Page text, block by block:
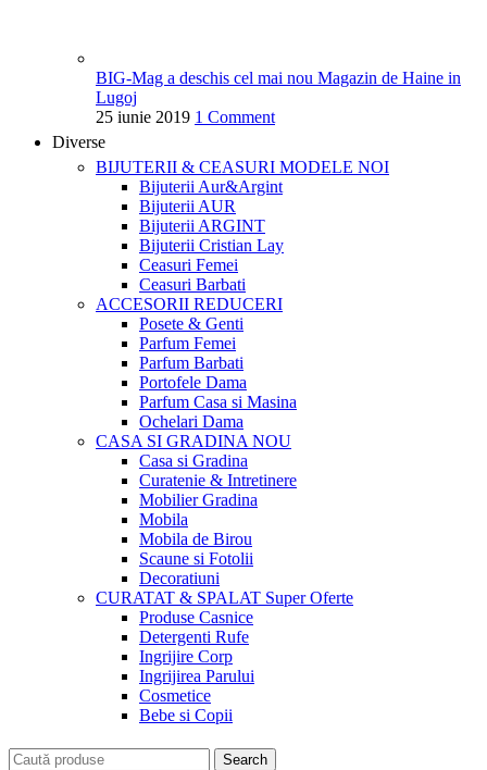
BIG-Mag a deschis cel mai nou Magazin de Haine in
Lugoj
25 iunie 2019 1 Comment
Diverse
BIJUTERII & CEASURI MODELE NOI
Bijuterii Aur&Argint
Bijuterii AUR
Bijuterii ARGINT
Bijuterii Cristian Lay
Ceasuri Femei
Ceasuri Barbati
ACCESORII REDUCERI
Posete & Genti
Parfum Femei
Parfum Barbati
Portofele Dama
Parfum Casa si Masina
Ochelari Dama
CASA SI GRADINANOU
Casa si Gradina
Curatenie & Intretinere
Mobilier Gradina
Mobila
Mobila de Birou
Scaune si Fotolii
Decoratiuni
CURATAT & SPALAT Super Oferte
Produse Casnice
Detergenti Rufe
Ingrijire Corp
Ingrijirea Parului
Cosmetice
Bebe si Copii
Search